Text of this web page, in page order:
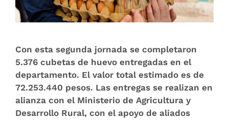
Con esta segunda jornada se completaron
5.376 cubetas de huevo entregadas en el
departamento. El valor total estimado es de
72.253.440 pesos. Las entregas se realizan en
alianza con el Ministerio de Agricultura y
Desarrollo Rural, con el apoyo de aliados